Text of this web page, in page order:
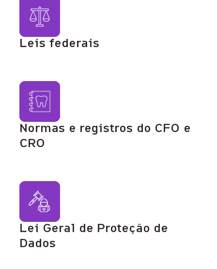
Leis federais
Normas e registros do CFO e
CRO
Lei Geral de Proteção de
Dados